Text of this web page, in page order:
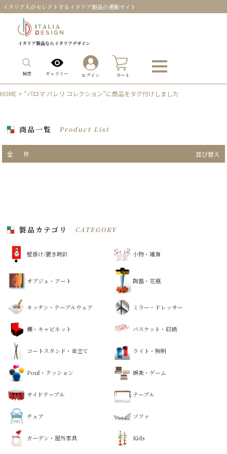
イタリア人がセレクトするイタリア製品の通販サイト
イタリア製品ならイタリアデザイン
検索 ギャラリー ログイン カート
HOME > “パロマ バレリ コレクション”に商品をタグ付けしました
商品一覧 Product List
全 件 並び替え
製品カテゴリ CATEGORY
壁掛け/置き時計 小物・雑貨
オブジェ・アート 陶器・花瓶
キッチン・テーブルウェア ミラー・ドレッサー
棚・キャビネット バスケット・収納
コートスタンド・傘立て ライト・照明
Pouf・クッション 娯楽・ゲーム
サイドテーブル テーブル
チェア ソファ
ガーデン・屋外家具 Kids